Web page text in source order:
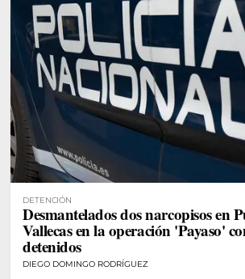
DETENCIÓN
Desmantelados dos narcopisos en
Vallecas en la operación 'Payaso'
detenidos
DIEGO DOMINGO RODRÍGUEZ